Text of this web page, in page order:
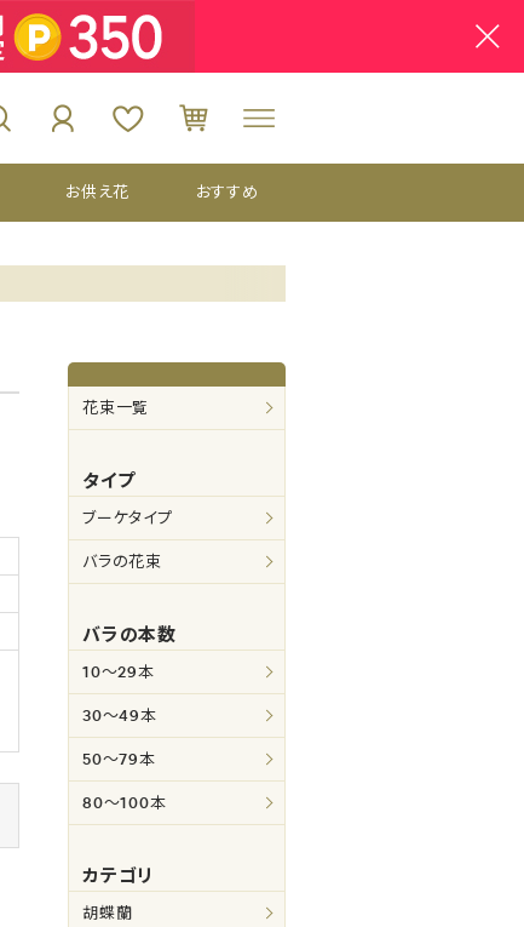
お供え花 おすすめ
花束一覧
タイプ
ブーケタイプ
バラの花束
バラの本数
10～29本
30～49本
50～79本
80～100本
カテゴリ
胡蝶蘭